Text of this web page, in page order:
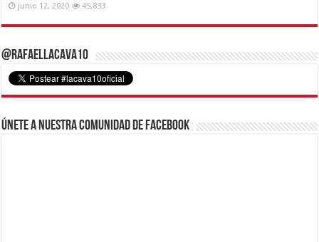
junio 12, 2020 45,833
@RafaelLacava10
Únete a nuestra comunidad de Facebook